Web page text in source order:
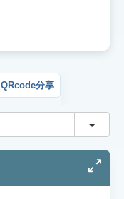
QRcode分享
切換